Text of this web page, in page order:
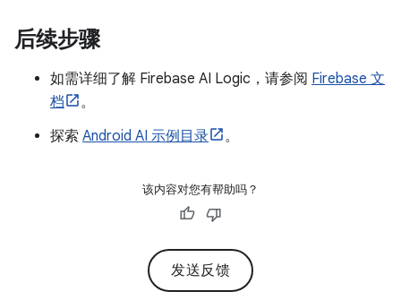
后续步骤
如需详细了解 Firebase AI Logic，请参阅 Firebase 文
档
。
探索 Android AI 示例目录 。
该内容对您有帮助吗？
发送反馈